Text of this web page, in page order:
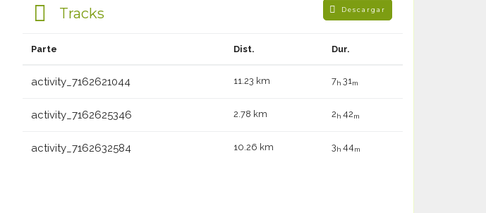
Tracks Descargar
Parte Dist. Dur.
activity_7162621044 11.23 km 7h 31m
activity_7162625346 2.78 km 2 h 42m
activity_7162632584 10.26 km 3 h 44m